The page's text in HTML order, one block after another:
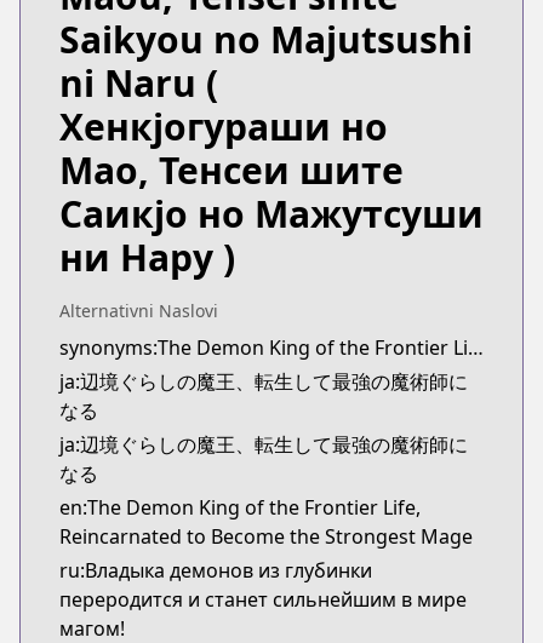
https://comic-walker.com/contents/detail/
Kitsu
Kitsu
https://kitsu.app/manga/57955
CDJapan
CDJapan
https://www.anime-planet.com/manga/https://
MangaUpdates
MangaUpdates
https://www.mangaupdates.com/
novelUpdates
https://www.novelupdates.com/series/the-
Book☆Walker
Book☆Walker
https://bookwalker.jp/series/299810/list
Saikyou no Majutsushi
ni Naru (
Хенкјогураши но
Мао, Тенсеи шите
Саикјо но Мажутсуши
ни Нару )
Alternativni Naslovi
synonyms:The Demon King of the Frontier Life, Reincarnated to Become the Strongest Mage
ja:辺境ぐらしの魔王、転生して最強の魔術師に
なる
ja:辺境ぐらしの魔王、転生して最強の魔術師に
なる
en:The Demon King of the Frontier Life,
Reincarnated to Become the Strongest Mage
ru:Владыка демонов из глубинки
переродится и станет сильнейшим в мире
магом!